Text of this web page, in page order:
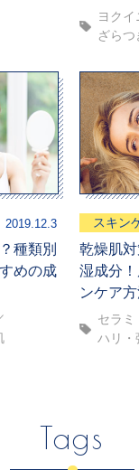
ヨクイ
ざらつ
2019.12.3
種類別
めの成
スキン
乾燥肌
湿成分
ンケア
セラミ
ハリ・
Tags